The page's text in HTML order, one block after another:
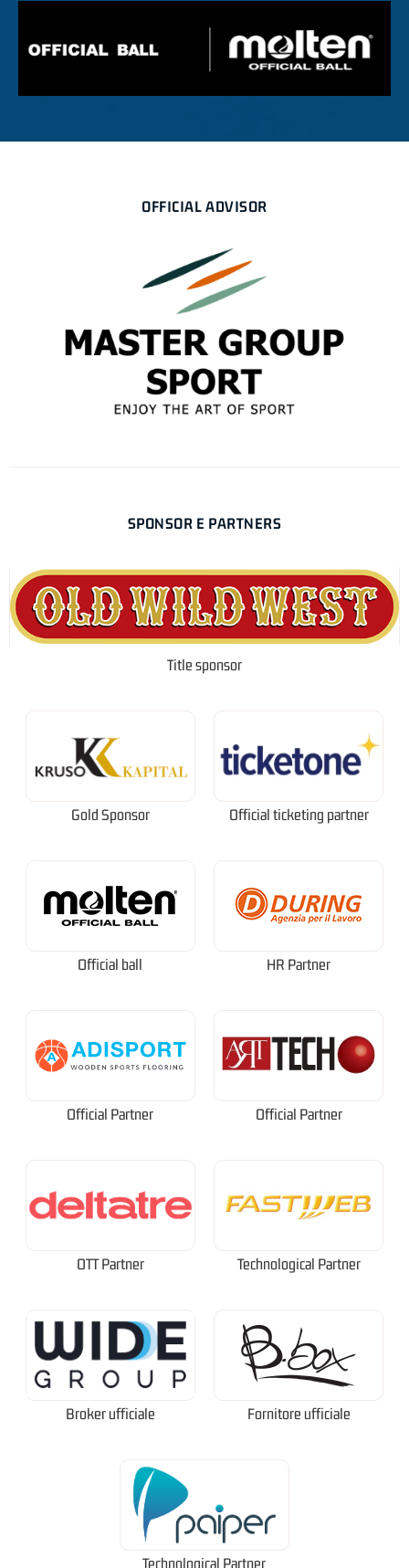
OFFICIAL ADVISOR
SPONSOR E PARTNERS
Title sponsor
Gold Sponsor Official ticketing partner
Official ball HR Partner
Official Partner Official Partner
OTT Partner Technological Partner
Broker ufficiale Fornitore ufficiale
Technological Partner